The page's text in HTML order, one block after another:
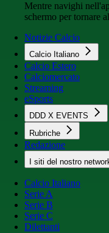
Mentre navighi
schermo per tornare
Notizie Calcio
Calcio Italiano
Calcio Estero
Calciomercato
Streaming
eSports
DDD X EVENTS
Rubriche
Redazione
I siti del nostro
Calcio Italiano
Serie A
Serie B
Serie C
Dilettanti